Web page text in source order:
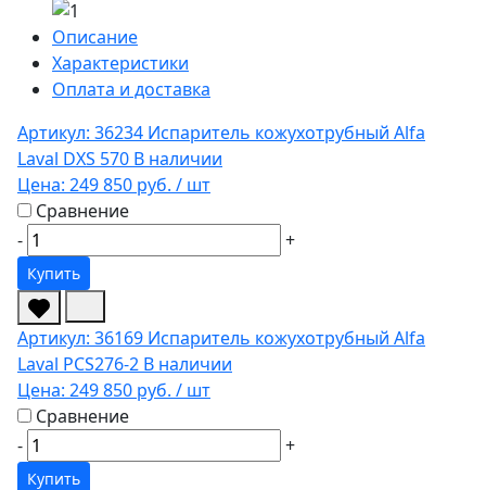
Описание
Характеристики
Оплата и доставка
Артикул: 36234 Испаритель кожухотрубный Alfa
Laval DXS 570 В наличии
Цена: 249 850 руб. / шт
Сравнение
-
+
Купить
Артикул: 36169 Испаритель кожухотрубный Alfa
Laval PCS276-2 В наличии
Цена: 249 850 руб. / шт
Сравнение
-
+
Купить